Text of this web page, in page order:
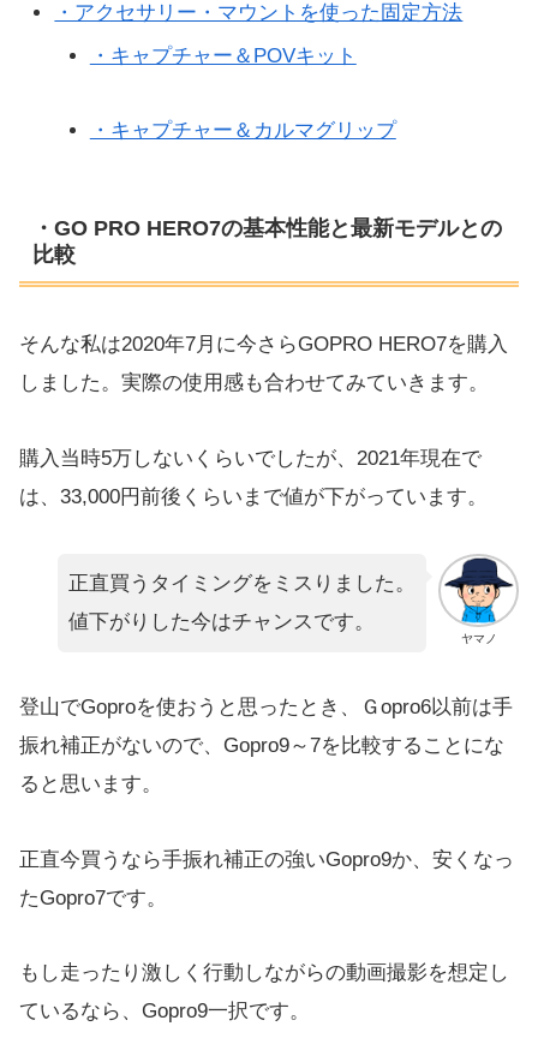
・アクセサリー・マウントを使った固定方法
・キャプチャー＆POVキット
・キャプチャー＆カルマグリップ
・GO PRO HERO7の基本性能と最新モデルとの
比較
そんな私は2020年7月に今さらGOPRO HERO7を購入
しました。実際の使用感も合わせてみていきます。
購入当時5万しないくらいでしたが、2021年現在で
は、33,000円前後くらいまで値が下がっています。
ヤマノ
正直買うタイミングをミスりました。
値下がりした今はチャンスです。
登山でGoproを使おうと思ったとき、Ｇopro6以前は手
振れ補正がないので、Gopro9～7を比較することにな
ると思います。
正直今買うなら手振れ補正の強いGopro9か、安くなっ
たGopro7です。
もし走ったり激しく行動しながらの動画撮影を想定し
ているなら、Gopro9一択です。